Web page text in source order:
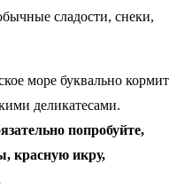
сладости, снеки,
море буквально кормит
деликатесами.
попробуйте,
красную икру,